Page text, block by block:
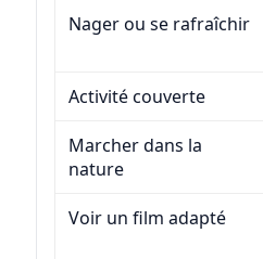
Nager ou se rafraîchir
Activité couverte
Marcher dans la
nature
Voir un film adapté